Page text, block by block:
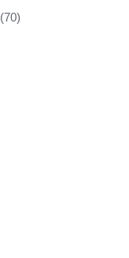
(70)